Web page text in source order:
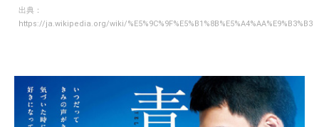
出典：
https://ja.wikipedia.org/wiki/%E5%9C%9F%E5%B1%8B%E5%A4%AA%E9%B3%B3